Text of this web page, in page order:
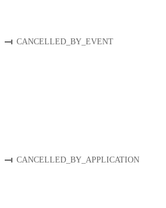
CANCELLED_BY_EVENT
CANCELLED_BY_APPLICATION